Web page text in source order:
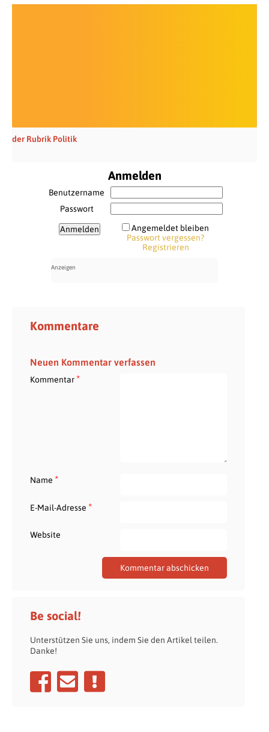
der Rubrik Politik
Anmelden
Benutzername
Passwort
Angemeldet bleiben
Passwort vergessen?
Registrieren
Kommentare
Neuen Kommentar verfassen
Kommentar*
Name *
E-Mail-Adresse *
Website
Be social!
Unterstützen Sie uns, indem Sie den Artikel teilen.
Danke!